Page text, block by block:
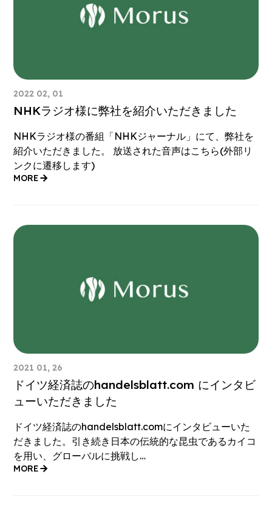
2022 02, 01
NHKラジオ様に弊社を紹介いただきました
NHKラジオ様の番組「NHKジャーナル」にて、弊社を
紹介いただきました。 放送された音声はこちら(外部リ
ンクに遷移します)
MORE
2021 01, 26
ドイツ経済誌のhandelsblatt.com にインタビ
ューいただきました
ドイツ経済誌のhandelsblatt.comにインタビューいた
だきました。引き続き日本の伝統的な昆虫であるカイコ
を用い、グローバルに挑戦し…
MORE